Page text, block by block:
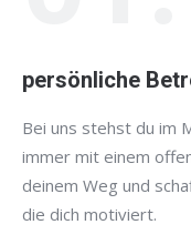
persönliche
Bei uns stehst du im
immer mit einem
deinem Weg und
die dich motiviert.